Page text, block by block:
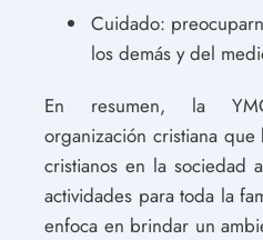
Cuidado:
los demás y del
En resumen, la
organización cristiana
cristianos en la sociedad
actividades para toda la
enfoca en brindar un